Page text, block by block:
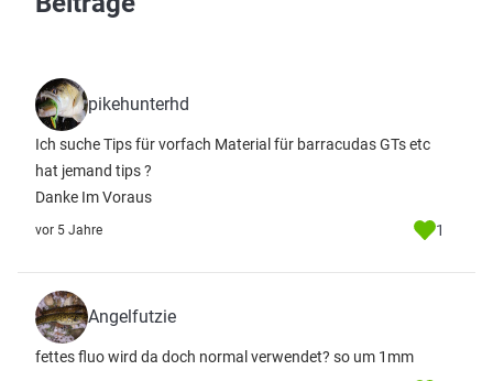
pikehunterhd
Ich suche Tips für vorfach Material für barracudas GTs etc
hat jemand tips ?
Danke Im Voraus
vor 5 Jahre 1
Angelfutzie
fettes fluo wird da doch normal verwendet? so um 1mm